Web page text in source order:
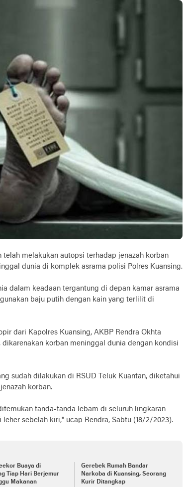
telah melakukan autopsi terhadap jenazah korban
dunia di komplek asrama polisi Polres Kuansing.
dalam keadaan tergantung di depan kamar asrama
baju putih dengan kain yang terlilit di
dari Kapolres Kuansing, AKBP Rendra Okhta
korban meninggal dunia dengan kondisi
sudah dilakukan di RSUD Teluk Kuantan, diketahui
korban.
tanda-tanda lebam di seluruh lingkaran
sebelah kiri," ucap Rendra, Sabtu (18/2/2023).
Buaya di
Tiap Hari Berjemur
Makanan
Gerebek Rumah Bandar
Narkoba di Kuansing, Seorang
Kurir Ditangkap